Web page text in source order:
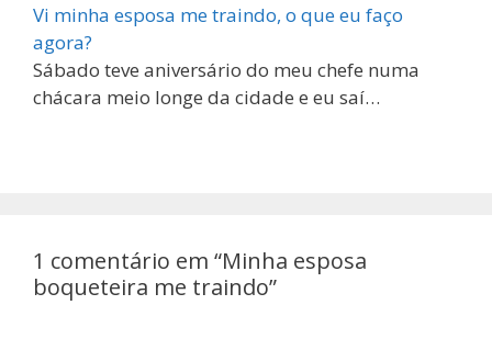
Vi minha esposa me traindo, o que eu faço
agora?
Sábado teve aniversário do meu chefe numa
chácara meio longe da cidade e eu saí…
1 comentário em “Minha esposa
boqueteira me traindo”